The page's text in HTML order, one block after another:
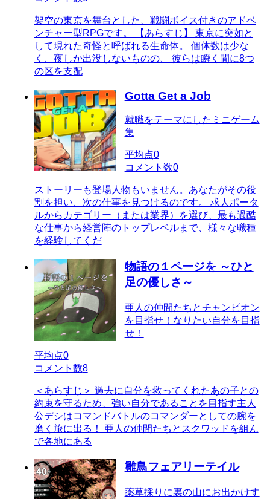
架空の東京を舞台とした、戦闘ボイス付きのアドベ
ンチャー型RPGです。 【あらすじ】 東京に突如と
して現れた奇怪と呼ばれる生命体。 個体数は少な
く、夜しか出没しないものの、 彼らは瞬く間に8つ
の区を支配
Gotta Get a Job
就職をテーマにしたミニゲーム
集
平均点0
コメント数0
ストーリーも登場人物もいません。あなたがその役
割を担い、次の仕事を見つけるのです。 求人ポータ
ルからカテゴリー（または業界）を選び、最も過酷
な仕事から経営陣のトップレベルまで、様々な職種
を経験してくだ
物語の１ページを ～ひと
足の優しさ～
亜人の仲間たちとチャンピオン
を目指せ！なりたい自分を目指
せ！
平均点0
コメント数8
＜あらすじ＞ 過去に自分を救ってくれたあの子との
約束を守るため、強い自分であることを目指す主人
公デシはコマンドバトルのコマンダーとしての腕を
磨く旅に出る！ 亜人の仲間たちとスクワッドを組ん
で各地にある
雛鳥フェアリーテイル
薬草採りに裏の山にお出かけす